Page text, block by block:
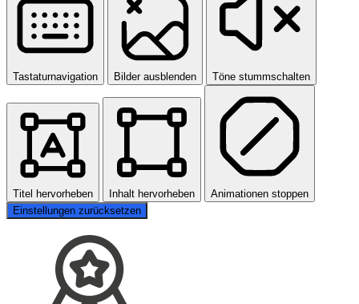
Tastaturnavigation Bilder ausblenden Töne stummschalten
Titel hervorheben Inhalt hervorheben
Animationen stoppen
Einstellungen zurücksetzen